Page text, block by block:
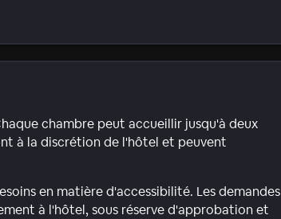
chambre peut accueillir jusqu'à deux
à la discrétion de l'hôtel et peuvent
en matière d'accessibilité. Les demandes
à l'hôtel, sous réserve d'approbation et